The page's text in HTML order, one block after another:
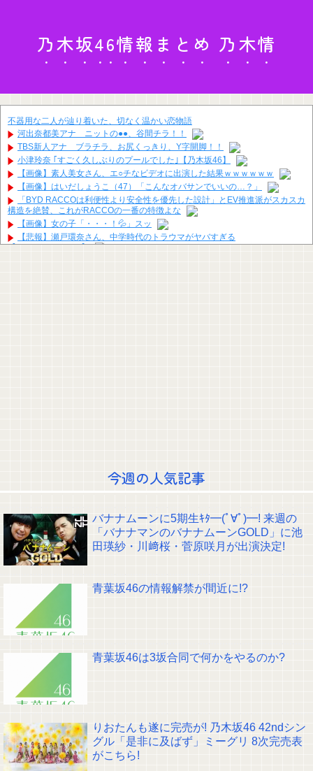
乃木坂46情報まとめ 乃木情
不器用な二人が辿り着いた、切なく温かい恋物語
河出奈都美アナ ニットの●●、谷間チラ！！
TBS新人アナ ブラチラ、お尻くっきり、Y字開脚！！
小津玲奈 ｢すごく久しぶりのプールでした｣【乃木坂46】
【画像】素人美女さん、エ○チなビデオに出演した結果ｗｗｗｗｗｗ
【画像】はいだしょうこ（47）「こんなオバサンでいいの…？」
「BYD RACCOは利便性より安全性を優先した設計」とEV推進派がスカスカ
構造を絶賛、これがRACCOの一番の特徴よな
【画像】女の子「・・・！💦」スッ
【悲報】瀬戸環奈さん、中学時代のトラウマがヤバすぎる
【Pickup08083041】
クレバテスⅡ-魔獣の王と偽りの勇者伝承- 第4話 感想：敵を探すよりトアの
【櫻坂46】山田桃実からお知らせ
Powered by livedoor 相互RSS
今週の人気記事
バナナムーンに5期生ｷﾀ━(ﾟ∀ﾟ)━! 来週の
「バナナマンのバナナムーンGOLD」に池
田瑛紗・川﨑桜・菅原咲月が出演決定!
青葉坂46の情報解禁が間近に!?
青葉坂46は3坂合同で何かをやるのか?
りおたんも遂に完売が! 乃木坂46 42ndシン
グル「是非に及ばず」ミーグリ 8次完売表
がこちら!